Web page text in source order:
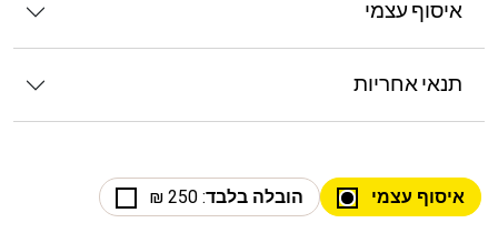
איסוף עצמי
תנאי אחריות
איסוף עצמי הובלה בלבד: 250 ₪